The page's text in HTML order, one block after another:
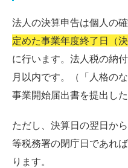
法人の決算申告は個人の
定めた事業年度終了日（
に行います。法人税の納
月以内です。（「人格の
事業開始届出書を提出し
ただし、決算日の翌日か
等税務署の閉庁日であれ
ります。